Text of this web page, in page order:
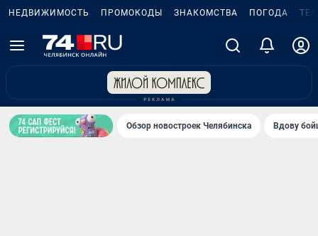
НЕДВИЖИМОСТЬ ПРОМОКОДЫ ЗНАКОМСТВА ПОГОДА
Обзор новостроек Челябинска Вдову